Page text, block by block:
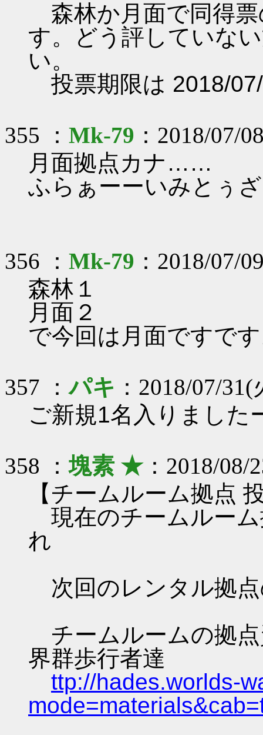
森林か月面で同得票
す。どう評していな
い。
投票期限は 2018/
355 ： Mk-79 ：2018/07/
月面拠点カナ……
ふらぁーーいみとぅ
356 ： Mk-79 ：2018/07/
森林１
月面２
で今回は月面ですで
357 ：パキ ：2018/07/
ご新規1名入りました
358 ：塊素 ★：2018/08/
【チームルーム拠点
現在のチームルー
れ
次回のレンタル拠
チームルームの拠
界群歩行者達
ttp://hades.worlds-